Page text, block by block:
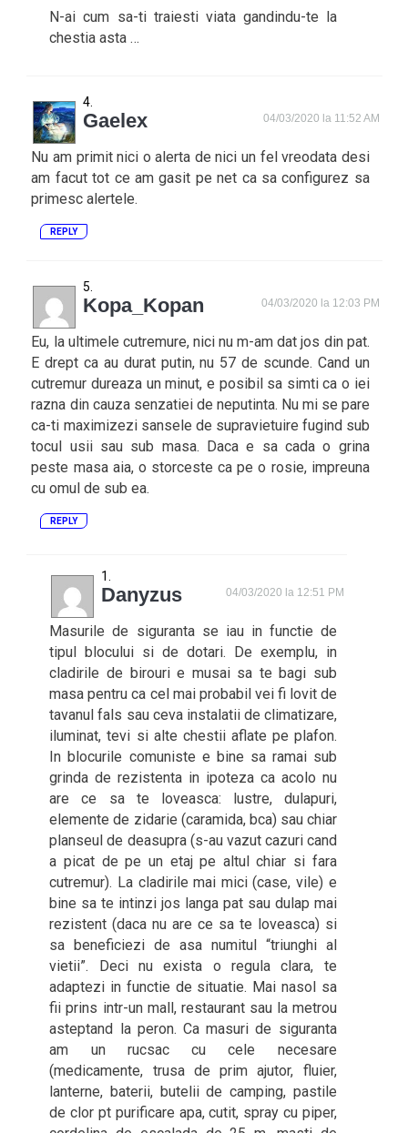
N-ai cum sa-ti traiesti viata gandindu-te la
chestia asta …
Gaelex 04/03/2020 la 11:52 AM
Nu am primit nici o alerta de nici un fel vreodata desi
am facut tot ce am gasit pe net ca sa configurez sa
primesc alertele.
REPLY
Kopa_Kopan 04/03/2020 la 12:03 PM
Eu, la ultimele cutremure, nici nu m-am dat jos din pat.
E drept ca au durat putin, nu 57 de scunde. Cand un
cutremur dureaza un minut, e posibil sa simti ca o iei
razna din cauza senzatiei de neputinta. Nu mi se pare
ca-ti maximizezi sansele de supravietuire fugind sub
tocul usii sau sub masa. Daca e sa cada o grina
peste masa aia, o storceste ca pe o rosie, impreuna
cu omul de sub ea.
REPLY
Danyzus 04/03/2020 la 12:51 PM
Masurile de siguranta se iau in functie de
tipul blocului si de dotari. De exemplu, in
cladirile de birouri e musai sa te bagi sub
masa pentru ca cel mai probabil vei fi lovit de
tavanul fals sau ceva instalatii de climatizare,
iluminat, tevi si alte chestii aflate pe plafon.
In blocurile comuniste e bine sa ramai sub
grinda de rezistenta in ipoteza ca acolo nu
are ce sa te loveasca: lustre, dulapuri,
elemente de zidarie (caramida, bca) sau chiar
planseul de deasupra (s-au vazut cazuri cand
a picat de pe un etaj pe altul chiar si fara
cutremur). La cladirile mai mici (case, vile) e
bine sa te intinzi jos langa pat sau dulap mai
rezistent (daca nu are ce sa te loveasca) si
sa beneficiezi de asa numitul “triunghi al
vietii”. Deci nu exista o regula clara, te
adaptezi in functie de situatie. Mai nasol sa
fii prins intr-un mall, restaurant sau la metrou
asteptand la peron. Ca masuri de siguranta
am un rucsac cu cele necesare
(medicamente, trusa de prim ajutor, fluier,
lanterne, baterii, butelii de camping, pastile
de clor pt purificare apa, cutit, spray cu piper,